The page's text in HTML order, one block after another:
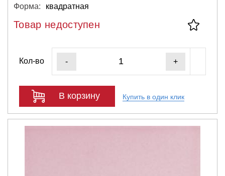
Форма:
квадратная
Товар недоступен
Кол-во - +
В корзину Купить в один клик